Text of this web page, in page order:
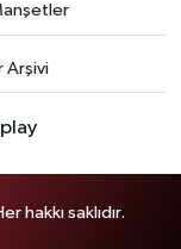
Arşivi
hakkı saklıdır.